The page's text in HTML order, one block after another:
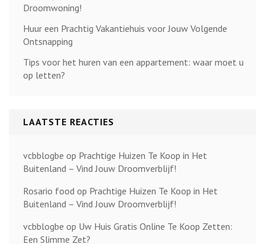
Droomwoning!
Huur een Prachtig Vakantiehuis voor Jouw Volgende
Ontsnapping
Tips voor het huren van een appartement: waar moet u
op letten?
LAATSTE REACTIES
vcbblogbe op Prachtige Huizen Te Koop in Het
Buitenland – Vind Jouw Droomverblijf!
Rosario food op Prachtige Huizen Te Koop in Het
Buitenland – Vind Jouw Droomverblijf!
vcbblogbe op Uw Huis Gratis Online Te Koop Zetten:
Een Slimme Zet?